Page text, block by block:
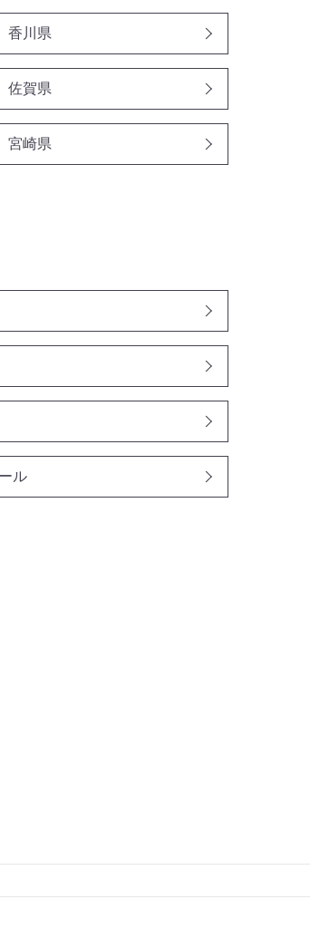
香川県
佐賀県
宮崎県
ル